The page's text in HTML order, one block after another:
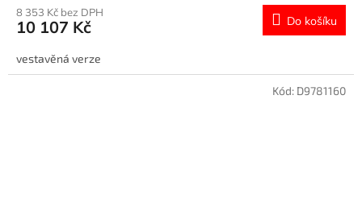
8 353 Kč bez DPH
10 107 Kč Do košíku
vestavěná verze
Kód: D9781160